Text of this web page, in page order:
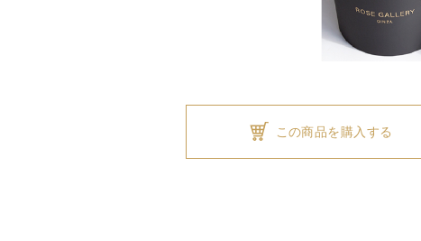
この商品を購入する